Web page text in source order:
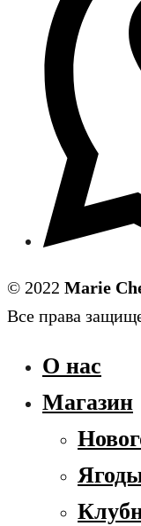
© 2022 Marie
Все права
О нас
Магазин